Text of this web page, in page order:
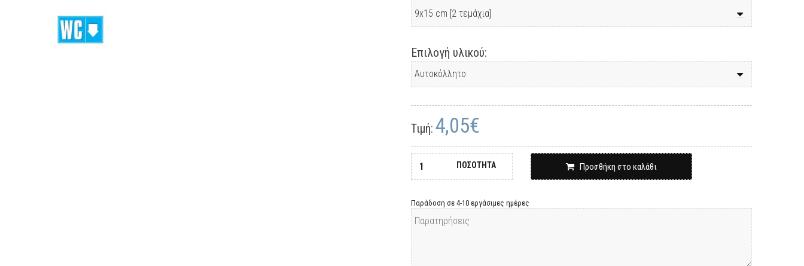
Επιλογή υλικού:
Τιμή: 4,05€
ΠΟΣΟΤΗΤΑ Προσθήκη στο καλάθι
Παράδοση σε 4-10 εργάσιμες ημέρες